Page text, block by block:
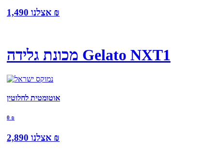
אצלנו 1,490 ₪
מכונת גלידה Gelato NXT1
אוטומטית לחלוטין
0 ₪
אצלנו 2,890 ₪